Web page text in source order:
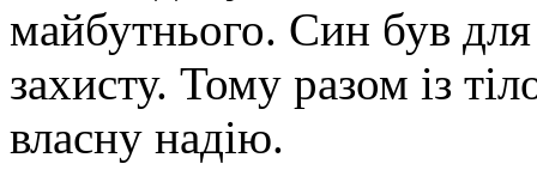
майбутнього. Син був
захисту. Тому разом із
власну надію.